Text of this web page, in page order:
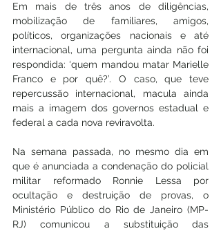
Em mais de três anos de diligências,
mobilização de familiares, amigos,
políticos, organizações nacionais e até
internacional, uma pergunta ainda não foi
respondida: ‘quem mandou matar Marielle
Franco e por quê?’. O caso, que teve
repercussão internacional, macula ainda
mais a imagem dos governos estadual e
federal a cada nova reviravolta.
Na semana passada, no mesmo dia em
que é anunciada a condenação do policial
militar reformado Ronnie Lessa por
ocultação e destruição de provas, o
Ministério Público do Rio de Janeiro (MP-
RJ) comunicou a substituição das